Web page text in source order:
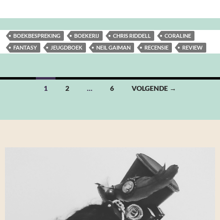
BOEKBESPREKING BOEKERIJ CHRIS RIDDELL
CORALINE
FANTASY
JEUGDBOEK NEIL GAIMAN RECENSIE REVIEW
Berichten
1 2 … 6 VOLGENDE →